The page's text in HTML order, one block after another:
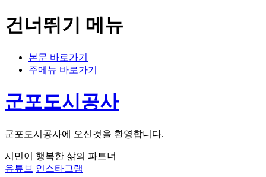
건너뛰기 메뉴
본문 바로가기
주메뉴 바로가기
군포도시공사
군포도시공사에 오신것을 환영합니다.
시민이 행복한 삶의 파트너
유튜브 인스타그램